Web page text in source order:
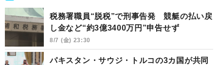
税務署職員“脱税”で刑事告発 競艇の払い戻
し金など“約3億3400万円”申告せず
8/7 (金) 23:30
パキスタン・サウジ・トルコの3カ国が共同